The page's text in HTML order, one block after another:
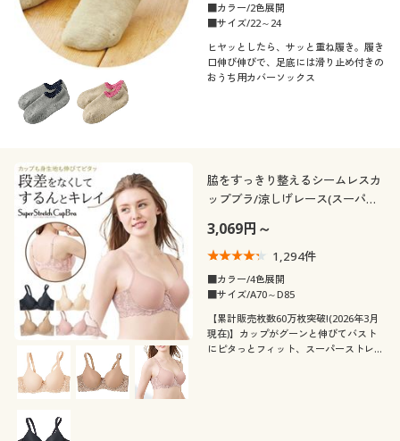
■カラー/2色展開
■サイズ/22～24
ヒヤッとしたら、サッと重ね履き。履き
口伸び伸びで、足底には滑り止め付きの
おうち用カバーソックス
脇をすっきり整えるシームレスカ
ップブラ/涼しげレース(スーパー
ー入り・3/4モールドカップ)
3,069円～
1,294件
■カラー/4色展開
■サイズ/A70～D85
【累計販売枚数60万枚突破!(2026年3月
現在)】カップがグーンと伸びてバスト
にピタっとフィット、スーパーストレッ